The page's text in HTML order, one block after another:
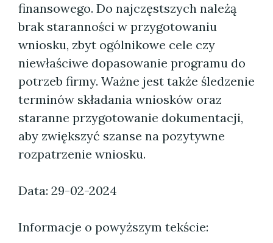
finansowego. Do najczęstszych należą
brak staranności w przygotowaniu
wniosku, zbyt ogólnikowe cele czy
niewłaściwe dopasowanie programu do
potrzeb firmy. Ważne jest także śledzenie
terminów składania wniosków oraz
staranne przygotowanie dokumentacji,
aby zwiększyć szanse na pozytywne
rozpatrzenie wniosku.
Data: 29-02-2024
Informacje o powyższym tekście: